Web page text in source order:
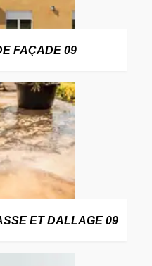
FAÇADE 09
ET DALLAGE 09